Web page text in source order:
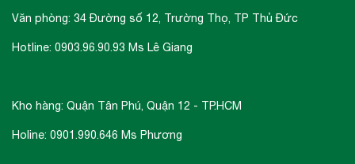
Văn phòng: 34 Đường số 12, Trường Thọ, TP Thủ Đức
Hotline: 0903.96.90.93 Ms Lê Giang
Kho hàng: Quận Tân Phú, Quận 12 - TP.HCM
Holine: 0901.990.646 Ms Phương